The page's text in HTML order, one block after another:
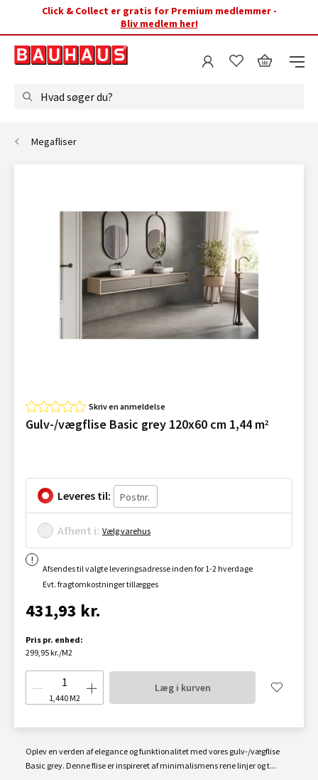
Click & Collect er gratis for Premium medlemmer -
Bliv medlem her!
Hvad søger du?
Megafliser
Skriv en anmeldelse
Gulv-/vægflise Basic grey 120x60 cm 1,44 m²
Leveres til:
Afhent i: Vælg varehus
Afsendes til valgte leveringsadresse inden for 1-2 hverdage
Evt. fragtomkostninger tillægges
431,93 kr.
Pris pr. enhed:
299,95 kr./M2
1,440 M2
Læg i kurven
Oplev en verden af elegance og funktionalitet med vores gulv-/vægflise
Basic grey. Denne flise er inspireret af minimalismens rene linjer og t...